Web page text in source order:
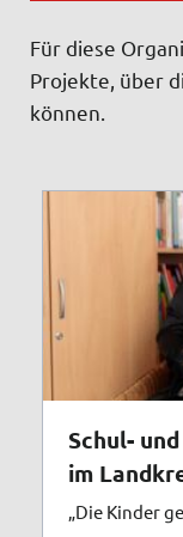
Für diese
Projekte, über
können.
Schul-
im
„Die Kinder